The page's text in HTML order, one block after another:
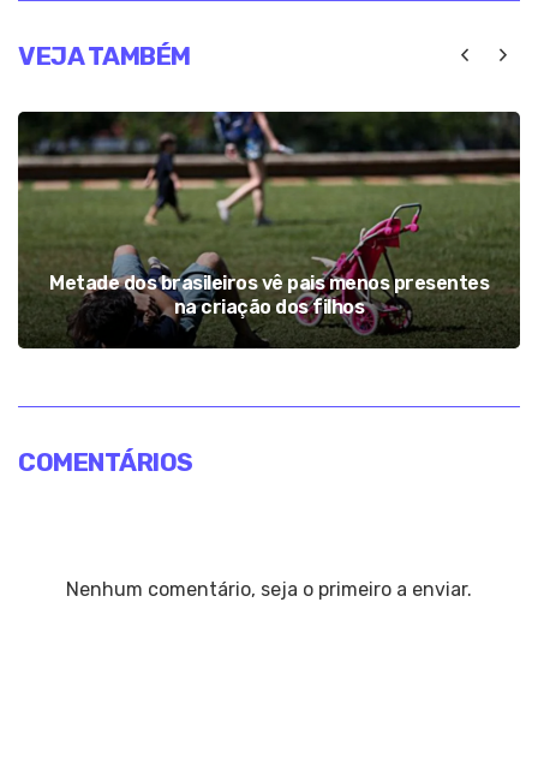
VEJA TAMBÉM
Metade dos brasileiros vê pais menos presentes
na criação dos filhos
COMENTÁRIOS
Nenhum comentário, seja o primeiro a enviar.